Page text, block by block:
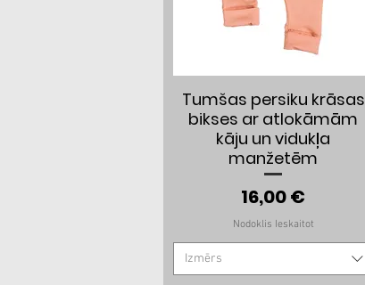
Ātrais skats
Tumšas persiku krāsas
bikses ar atlokāmām
kāju un vidukļa
manžetēm
Cena
16,00 €
Nodoklis Ieskaitot
Izmērs